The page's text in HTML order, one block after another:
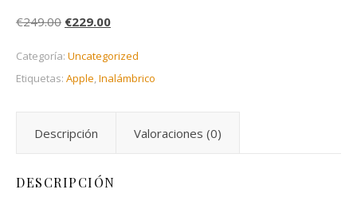
€249.00 El precio original era: €249.00.
€229.00El precio actual es: €229.00.
Categoría: Uncategorized
Etiquetas: Apple,Inalámbrico
Descripción Valoraciones (0)
DESCRIPCIÓN